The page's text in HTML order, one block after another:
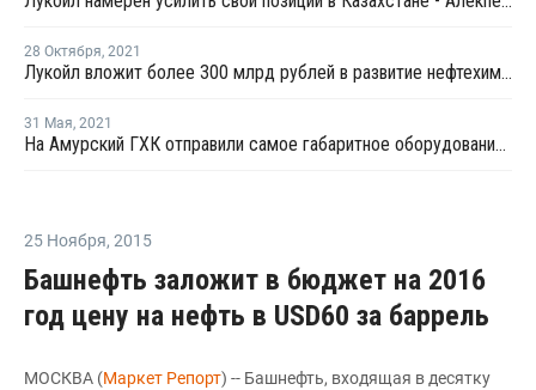
28 Октября, 2021
Лукойл вложит более 300 млрд рублей в развитие нефтехимического кластера в Ставропольском крае
31 Мая, 2021
На Амурский ГХК отправили самое габаритное оборудование - колонну пиролиза
25 Ноября, 2015
Башнефть заложит в бюджет на 2016
год цену на нефть в USD60 за баррель
МОСКВА (Маркет Репорт) -- Башнефть, входящая в десятку